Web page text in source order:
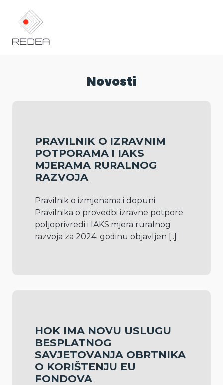
Novosti
PRAVILNIK O IZRAVNIM
POTPORAMA I IAKS
MJERAMA RURALNOG
RAZVOJA
Pravilnik o izmjenama i dopuni
Pravilnika o provedbi izravne potpore
poljoprivredi i IAKS mjera ruralnog
razvoja za 2024. godinu objavljen [..]
HOK IMA NOVU USLUGU
BESPLATNOG
SAVJETOVANJA OBRTNIKA
O KORIŠTENJU EU
FONDOVA